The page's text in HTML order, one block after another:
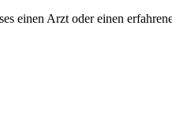
einen Arzt oder einen